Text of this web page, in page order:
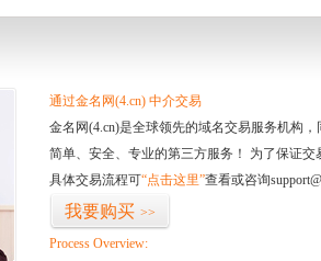
通过金名网(4.cn) 中介交易
金名网(4.cn)是全球领先的域名交易服务机构
简单、安全、专业的第三方服务！ 为了保证
具体交易流程可“点击这里”查看或咨询
我要购买 >>
Process Overview: